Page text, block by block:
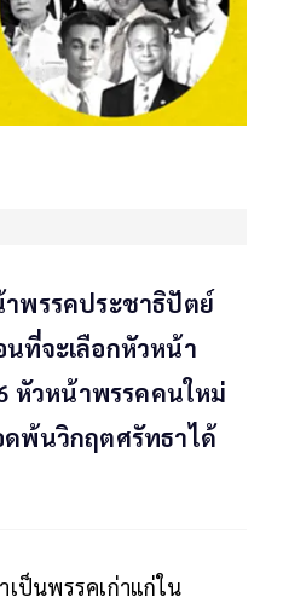
พรรคประชาธิปัตย์
ที่จะเลือกหัวหน้า
หัวหน้าพรรคคนใหม่
พ้นวิกฤตศรัทธาได้
เป็นพรรคเก่าแก่ใน